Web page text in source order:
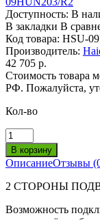
Доступность: В
В закладки В
Код товара: HSU-
Производитель:
42 705 р.
Стоимость товара
РФ. Пожалуйста,
Кол-во
ОписаниеОтзывы
2 СТОРОНЫ
Возможность